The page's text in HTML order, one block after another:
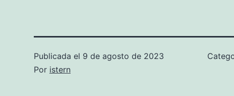
Publicada el 9 de agosto de 2023
Por istern